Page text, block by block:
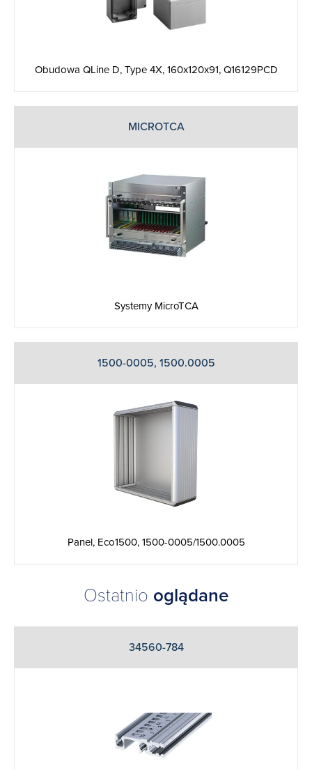
Obudowa QLine D, Type 4X, 160x120x91, Q16129PCD
MICROTCA
Systemy MicroTCA
1500-0005, 1500.0005
Panel, Eco1500, 1500-0005/1500.0005
Ostatnio oglądane
34560-784